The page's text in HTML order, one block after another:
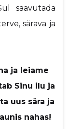
saavutada
särava ja
ja leiame
Sinu ilu ja
uus sära ja
nahas!